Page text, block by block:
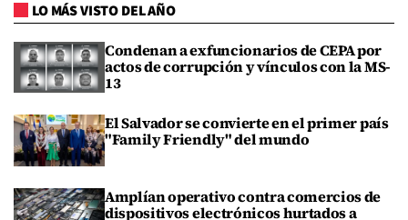
LO MÁS VISTO DEL AÑO
Condenan a exfuncionarios de CEPA por
actos de corrupción y vínculos con la MS-
13
El Salvador se convierte en el primer país
"Family Friendly" del mundo
Amplían operativo contra comercios de
dispositivos electrónicos hurtados a